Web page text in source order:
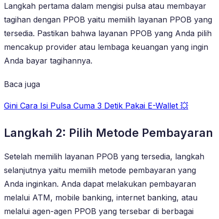
Langkah pertama dalam mengisi pulsa atau membayar
tagihan dengan PPOB yaitu memilih layanan PPOB yang
tersedia. Pastikan bahwa layanan PPOB yang Anda pilih
mencakup provider atau lembaga keuangan yang ingin
Anda bayar tagihannya.
Baca juga
Gini Cara Isi Pulsa Cuma 3 Detik Pakai E-Wallet 💥
Langkah 2: Pilih Metode Pembayaran
Setelah memilih layanan PPOB yang tersedia, langkah
selanjutnya yaitu memilih metode pembayaran yang
Anda inginkan. Anda dapat melakukan pembayaran
melalui ATM, mobile banking, internet banking, atau
melalui agen-agen PPOB yang tersebar di berbagai